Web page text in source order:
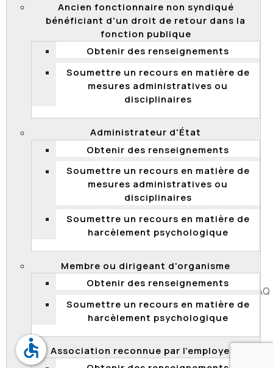
Ancien fonctionnaire non syndiqué
bénéficiant d'un droit de retour dans la
fonction publique
Obtenir des renseignements
Soumettre un recours en matière de
mesures administratives ou
disciplinaires
Administrateur d'État
Obtenir des renseignements
Soumettre un recours en matière de
mesures administratives ou
disciplinaires
Soumettre un recours en matière de
harcèlement psychologique
Membre ou dirigeant d'organisme
Obtenir des renseignements
Soumettre un recours en matière de
harcèlement psychologique
Association reconnue par l’employeur
2012 QCCFP 37
Congédiement – déclaration de culpabilité à des
infractions criminelles – lien entre les infractions et
2012 QCCFP 36
Affectation – distinction entre mesure disciplinaire et
administrative – mesure disciplinaire déguisée – abus
2 3 4 5 6 7 8 9
Page 3 sur 9
Diffusion de l'information
FAQ
Liens utiles Carrière Politique de confidentialité
accessible